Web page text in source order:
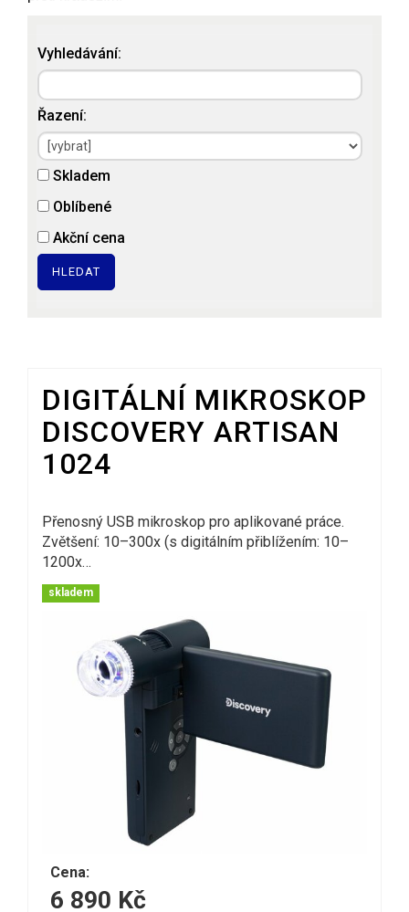
Vyhledávání:
Řazení:
Skladem
Oblíbené
Akční cena
HLEDAT
DIGITÁLNÍ MIKROSKOP
DISCOVERY ARTISAN
1024
Přenosný USB mikroskop pro aplikované práce.
Zvětšení: 10–300x (s digitálním přiblížením: 10–
1200x…
skladem
Cena:
6 890 Kč